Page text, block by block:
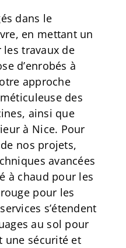
dans le
en mettant un
travaux de
d’enrobés à
approche
des
ainsi que
à Nice. Pour
nos projets,
avancées
à chaud pour les
pour les
s’étendent
au sol pour
une sécurité et